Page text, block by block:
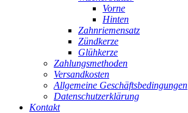
Vorne
Hinten
Zahnriemensatz
Zündkerze
Glühkerze
Zahlungsmethoden
Versandkosten
Allgemeine Geschäftsbedingungen
Datenschutzerklärung
Kontakt